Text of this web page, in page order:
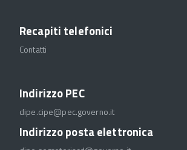
Recapiti telefonici
Contatti
Indirizzo PEC
dipe.cipe@pec.governo.it
Indirizzo posta elettronica